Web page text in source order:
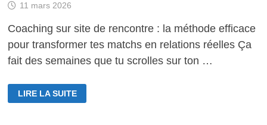
11 mars 2026
Coaching sur site de rencontre : la méthode efficace
pour transformer tes matchs en relations réelles Ça
fait des semaines que tu scrolles sur ton …
COACHING
SUR
SITE
LIRE LA SUITE